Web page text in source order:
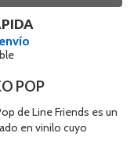
POP
de Line Friends es un
en vinilo cuyo